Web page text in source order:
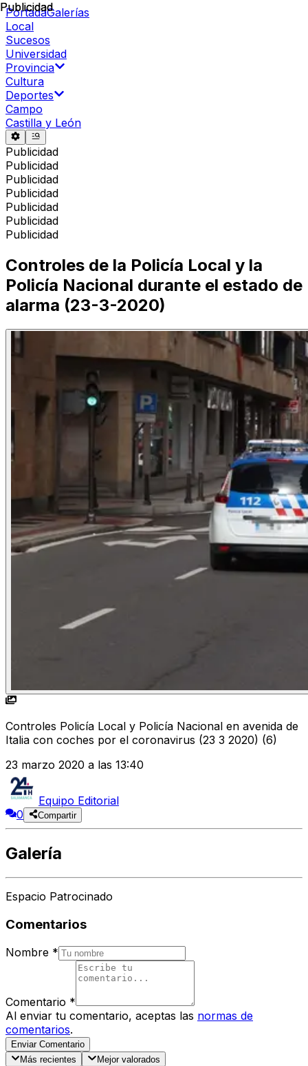
PortadaGalerías
Local
Sucesos
Universidad
Provincia
Cultura
Deportes
Campo
Castilla y León
Publicidad
Publicidad
Publicidad
Publicidad
Publicidad
Publicidad
Publicidad
Publicidad
Controles de la Policía Local y la
Policía Nacional durante el estado de
alarma (23-3-2020)
Controles Policía Local y Policía Nacional en avenida de
Italia con coches por el coronavirus (23 3 2020) (6)
23 marzo 2020 a las 13:40
Equipo Editorial
0
Compartir
Galería
Espacio Patrocinado
Comentarios
Nombre *
Comentario *
Al enviar tu comentario, aceptas las normas de
comentarios.
Enviar Comentario
Más recientes
Mejor valorados
Publicidad